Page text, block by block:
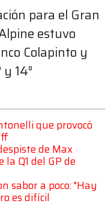
para el Gran
estuvo
Colapinto y
14°
que provocó
de Max
Q1 del GP de
sabor a poco: "Hay
es difícil